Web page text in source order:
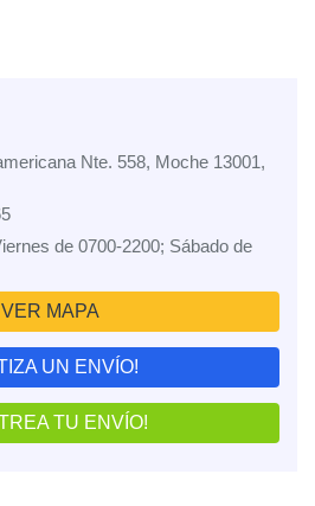
Nte. 558, Moche 13001,
de 0700-2200; Sábado de
VER MAPA
UN ENVÍO!
TU ENVÍO!